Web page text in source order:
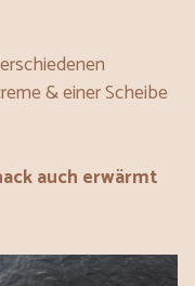
& einer Scheibe
auch erwärmt